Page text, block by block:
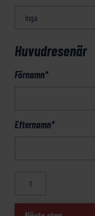
Huvudresenär
Förnamn*
Efternamn*
mängd